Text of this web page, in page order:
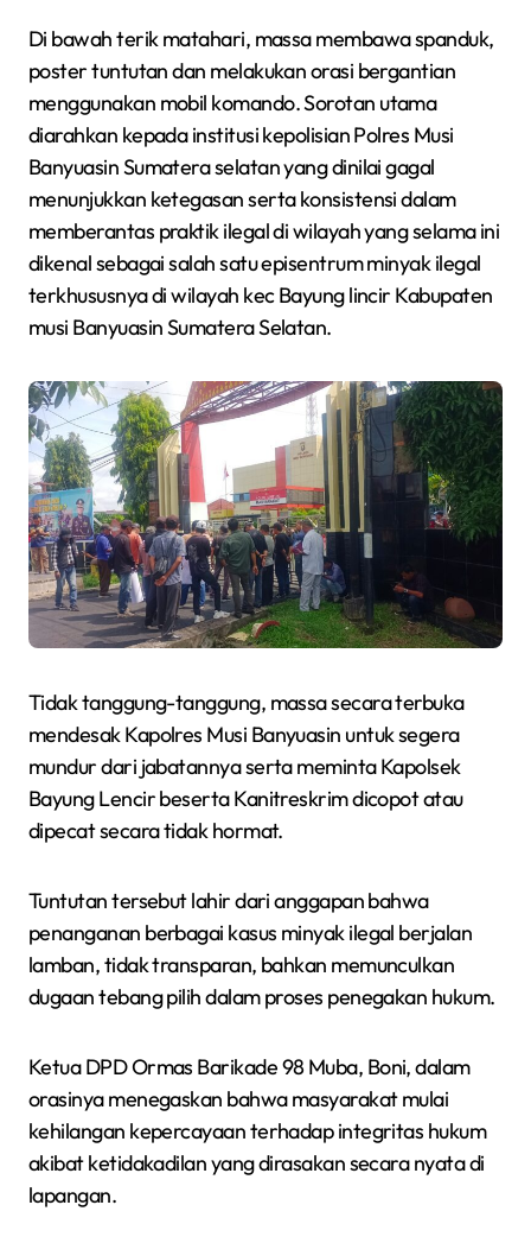
Di bawah terik matahari, massa membawa spanduk,
poster tuntutan dan melakukan orasi bergantian
menggunakan mobil komando. Sorotan utama
diarahkan kepada institusi kepolisian Polres Musi
Banyuasin Sumatera selatan yang dinilai gagal
menunjukkan ketegasan serta konsistensi dalam
memberantas praktik ilegal di wilayah yang selama ini
dikenal sebagai salah satu episentrum minyak ilegal
terkhususnya di wilayah kec Bayung lincir Kabupaten
musi Banyuasin Sumatera Selatan.
Tidak tanggung-tanggung, massa secara terbuka
mendesak Kapolres Musi Banyuasin untuk segera
mundur dari jabatannya serta meminta Kapolsek
Bayung Lencir beserta Kanitreskrim dicopot atau
dipecat secara tidak hormat.
Tuntutan tersebut lahir dari anggapan bahwa
penanganan berbagai kasus minyak ilegal berjalan
lamban, tidak transparan, bahkan memunculkan
dugaan tebang pilih dalam proses penegakan hukum.
Ketua DPD Ormas Barikade 98 Muba, Boni, dalam
orasinya menegaskan bahwa masyarakat mulai
kehilangan kepercayaan terhadap integritas hukum
akibat ketidakadilan yang dirasakan secara nyata di
lapangan.